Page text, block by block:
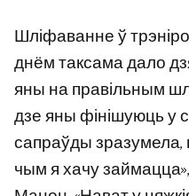
Шліфаванне ў
днём таксама дало
яны на правільным
дзе яны фінішуюць у
сапраўды зразумела,
чым я хачу